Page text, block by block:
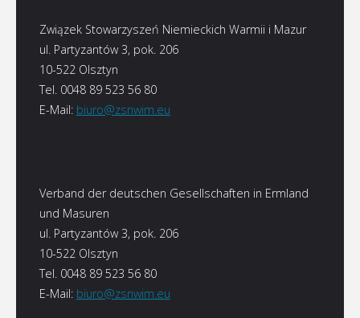
Związek Stowarzyszeń Niemieckich Warmii i Mazur
ul. Partyzantów 3, pok. 206
10-522 Olsztyn
Tel. 0048 89 523 56 80
E-Mail: biuro@zsnwim.eu
Verband der deutschen Gesellschaften in Ermland
und Masuren
ul. Partyzantów 3, pok. 206
10-522 Olsztyn
Tel. 0048 89 523 56 80
E-Mail: biuro@zsnwim.eu